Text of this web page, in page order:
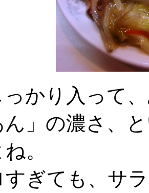
かり入って
ん」の濃さ、
。
すぎても、サ